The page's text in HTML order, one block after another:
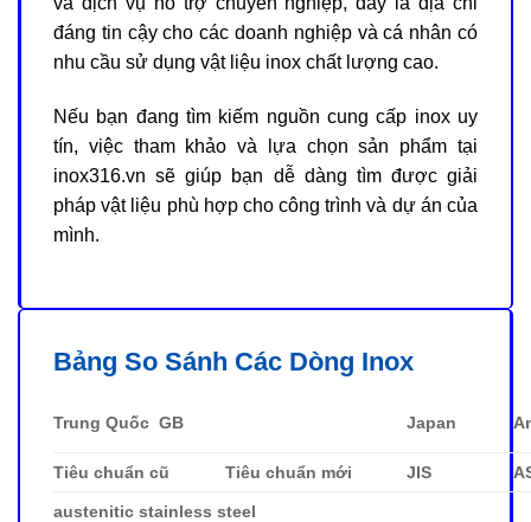
đáng tin cậy cho các doanh nghiệp và cá nhân có
nhu cầu sử dụng vật liệu inox chất lượng cao.
Nếu bạn đang tìm kiếm nguồn cung cấp inox uy
tín, việc tham khảo và lựa chọn sản phẩm tại
inox316.vn sẽ giúp bạn dễ dàng tìm được giải
pháp vật liệu phù hợp cho công trình và dự án của
mình.
Bảng So Sánh Các Dòng Inox
Trung Quốc GB Japan
Tiêu chuẩn cũ Tiêu chuẩn mới JIS
austenitic stainless steel